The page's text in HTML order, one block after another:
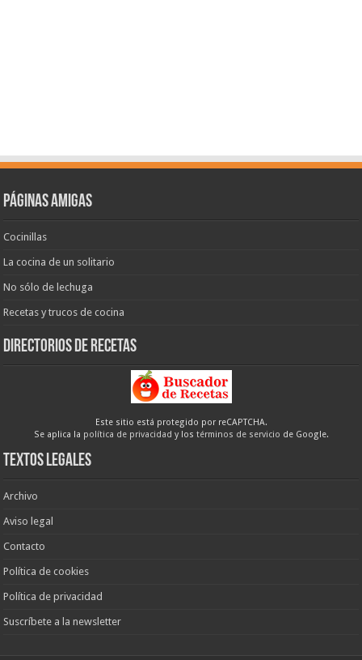
Páginas amigas
Cocinillas
La cocina de un solitario
No sólo de lechuga
Recetas y trucos de cocina
Directorios de recetas
Este sitio está protegido por reCAPTCHA.
Se aplica la política de privacidad y los términos de servicio de Google.
Textos legales
Archivo
Aviso legal
Contacto
Política de cookies
Política de privacidad
Suscríbete a la newsletter